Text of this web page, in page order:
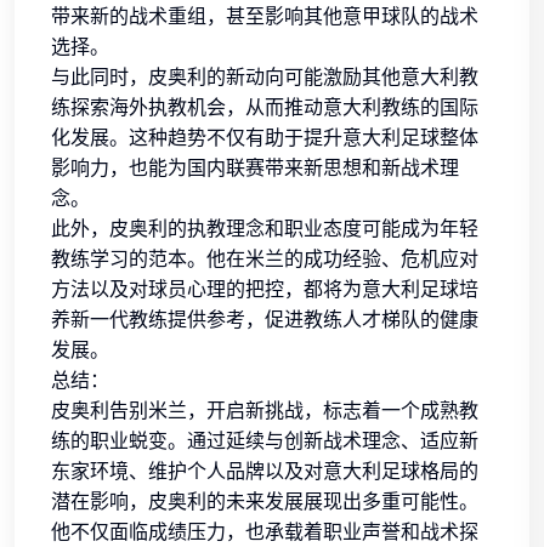
带来新的战术重组，甚至影响其他意甲球队的战术
选择。
与此同时，皮奥利的新动向可能激励其他意大利教
练探索海外执教机会，从而推动意大利教练的国际
化发展。这种趋势不仅有助于提升意大利足球整体
影响力，也能为国内联赛带来新思想和新战术理
念。
此外，皮奥利的执教理念和职业态度可能成为年轻
教练学习的范本。他在米兰的成功经验、危机应对
方法以及对球员心理的把控，都将为意大利足球培
养新一代教练提供参考，促进教练人才梯队的健康
发展。
总结：
皮奥利告别米兰，开启新挑战，标志着一个成熟教
练的职业蜕变。通过延续与创新战术理念、适应新
东家环境、维护个人品牌以及对意大利足球格局的
潜在影响，皮奥利的未来发展展现出多重可能性。
他不仅面临成绩压力，也承载着职业声誉和战术探